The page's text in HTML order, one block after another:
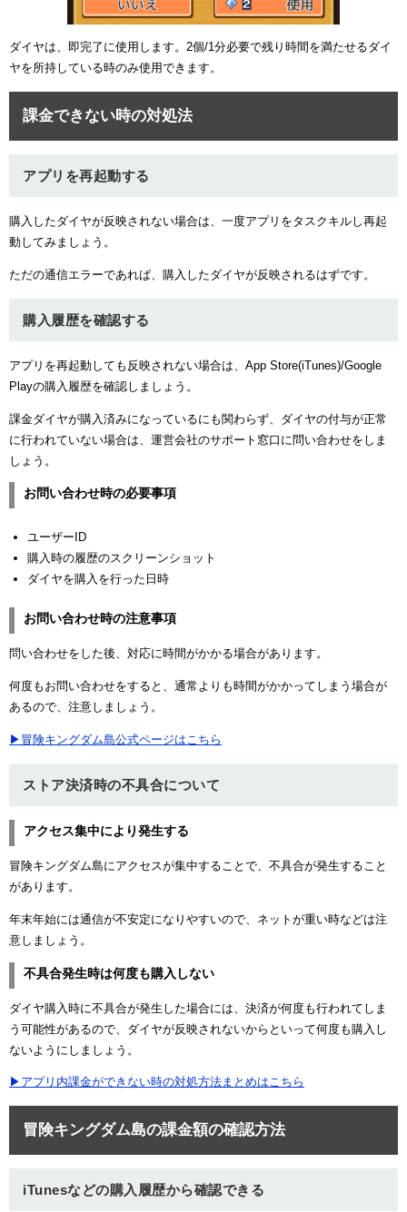
ダイヤは、即完了に使用します。2個/1分必要で残り時間を満たせるダイ
ヤを所持している時のみ使用できます。
課金できない時の対処法
アプリを再起動する
購入したダイヤが反映されない場合は、一度アプリをタスクキルし再起
動してみましょう。
ただの通信エラーであれば、購入したダイヤが反映されるはずです。
購入履歴を確認する
アプリを再起動しても反映されない場合は、App Store(iTunes)/Google
Playの購入履歴を確認しましょう。
課金ダイヤが購入済みになっているにも関わらず、ダイヤの付与が正常
に行われていない場合は、運営会社のサポート窓口に問い合わせをしま
しょう。
お問い合わせ時の必要事項
ユーザーID
購入時の履歴のスクリーンショット
ダイヤを購入を行った日時
お問い合わせ時の注意事項
問い合わせをした後、対応に時間がかかる場合があります。
何度もお問い合わせをすると、通常よりも時間がかかってしまう場合が
あるので、注意しましょう。
▶冒険キングダム島公式ページはこちら
ストア決済時の不具合について
アクセス集中により発生する
冒険キングダム島にアクセスが集中することで、不具合が発生すること
があります。
年末年始には通信が不安定になりやすいので、ネットが重い時などは注
意しましょう。
不具合発生時は何度も購入しない
ダイヤ購入時に不具合が発生した場合には、決済が何度も行われてしま
う可能性があるので、ダイヤが反映されないからといって何度も購入し
ないようにしましょう。
▶アプリ内課金ができない時の対処方法まとめはこちら
冒険キングダム島の課金額の確認方法
iTunesなどの購入履歴から確認できる